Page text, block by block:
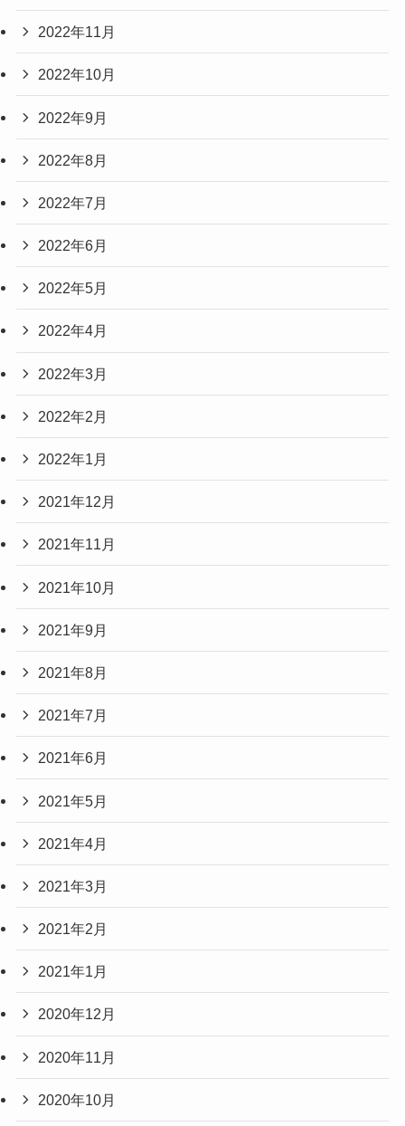
2022年11月
2022年10月
2022年9月
2022年8月
2022年7月
2022年6月
2022年5月
2022年4月
2022年3月
2022年2月
2022年1月
2021年12月
2021年11月
2021年10月
2021年9月
2021年8月
2021年7月
2021年6月
2021年5月
2021年4月
2021年3月
2021年2月
2021年1月
2020年12月
2020年11月
2020年10月